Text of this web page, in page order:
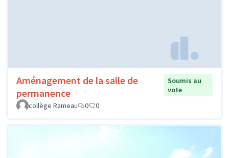
Aménagement de la salle de
permanence
Soumis au
vote
collège Rameau
0 0